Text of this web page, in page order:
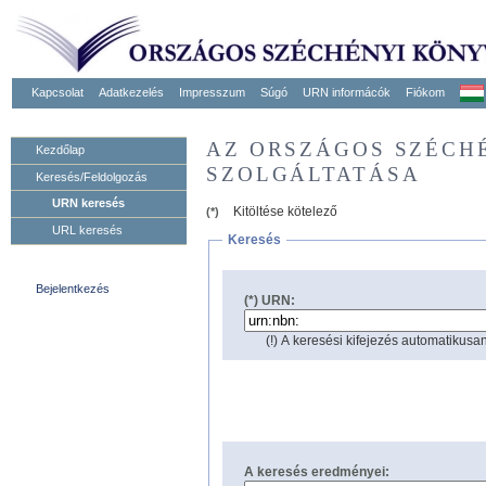
Kapcsolat Adatkezelés Impresszum Súgó URN informácók Fiókom
Kezdőlap
Keresés/Feldolgozás
URN keresés
URL keresés
Bejelentkezés
AZ ORSZÁGOS
SZOLGÁLTATÁSA
(*)
Kitöltése kötelező
Keresés
(*) URN:
(!) A keresési kifejezés
A keresés eredményei: